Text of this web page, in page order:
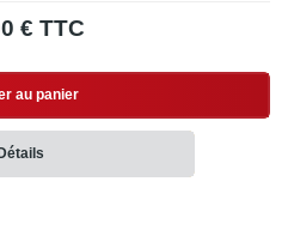
€ TTC
au panier
Détails